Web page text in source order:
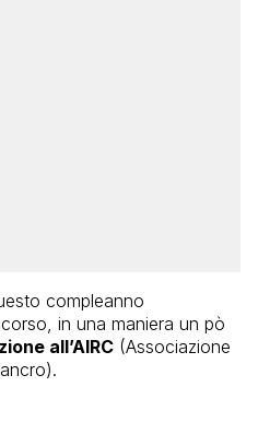
compleanno
in una maniera un pò
all’AIRC (Associazione